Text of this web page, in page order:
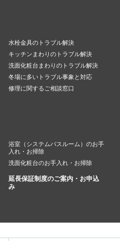
水栓金具のトラブル解決
キッチンまわりのトラブル解決
洗面化粧台まわりのトラブル解決
冬場に多いトラブル事象と対応
修理に関するご相談窓口
浴室（システムバスルーム）のお手
入れ・お掃除
洗面化粧台のお手入れ・お掃除
延長保証制度のご案内・お申込
み